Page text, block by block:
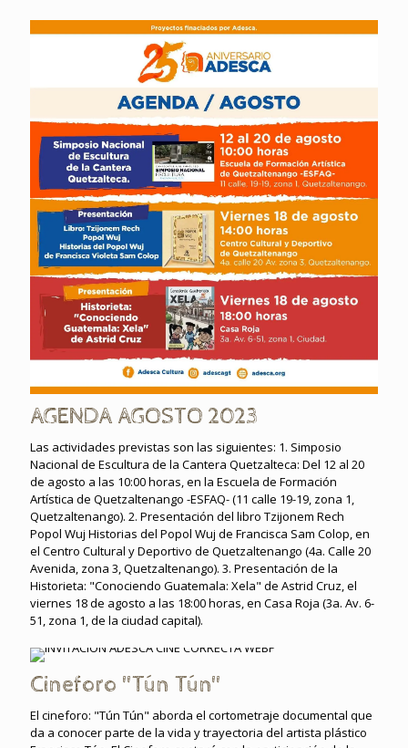
AGENDA AGOSTO 2023
Las actividades previstas son las siguientes: 1. Simposio
Nacional de Escultura de la Cantera Quetzalteca: Del 12 al 20
de agosto a las 10:00 horas, en la Escuela de Formación
Artística de Quetzaltenango -ESFAQ- (11 calle 19-19, zona 1,
Quetzaltenango). 2. Presentación del libro Tzijonem Rech
Popol Wuj Historias del Popol Wuj de Francisca Sam Colop, en
el Centro Cultural y Deportivo de Quetzaltenango (4a. Calle 20
Avenida, zona 3, Quetzaltenango). 3. Presentación de la
Historieta: "Conociendo Guatemala: Xela" de Astrid Cruz, el
viernes 18 de agosto a las 18:00 horas, en Casa Roja (3a. Av. 6-
51, zona 1, de la ciudad capital).
Cineforo "Tún Tún"
El cineforo: "Tún Tún" aborda el cortometraje documental que
da a conocer parte de la vida y trayectoria del artista plástico